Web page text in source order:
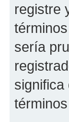
registre
sería
significa